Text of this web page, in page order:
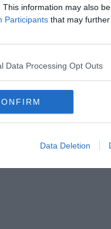
This information may also
Participants that may
Data Processing Opt Outs
Data Deletion